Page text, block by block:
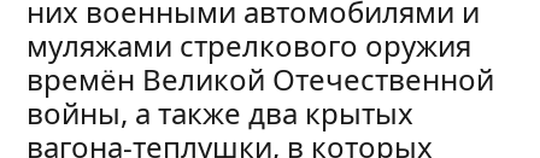
них военными автомобилями и
муляжами стрелкового оружия
времён Великой Отечественной
войны, а также два крытых
вагона-теплушки, в которых